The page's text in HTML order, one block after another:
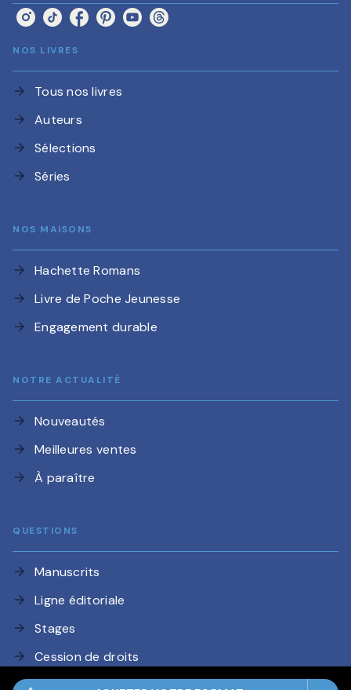
NOS LIVRES
arrow_forward Tous nos livres
arrow_forward Auteurs
arrow_forward Sélections
arrow_forward Séries
NOS MAISONS
arrow_forward Hachette Romans
arrow_forward Livre de Poche Jeunesse
arrow_forward Engagement durable
NOTRE ACTUALITÉ
arrow_forward Nouveautés
arrow_forward Meilleures ventes
arrow_forward À paraître
QUESTIONS
arrow_forward Manuscrits
arrow_forward Ligne éditoriale
arrow_forward Stages
arrow_forward Cession de droits